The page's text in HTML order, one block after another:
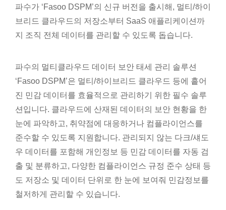
파수가 ‘Fasoo DSPM’의 신규 버전을 출시해, 멀티/하이
브리드 클라우드의 저장소부터 SaaS 애플리케이션까
지 조직 전체 데이터를 관리할 수 있도록 돕습니다.
파수의 멀티클라우드 데이터 보안 태세 관리 솔루션
‘Fasoo DSPM’은 멀티/하이브리드 클라우드 등에 흩어
진 민감 데이터를 효율적으로 관리하기 위한 필수 솔루
션입니다. 클라우드에 산재된 데이터의 보안 현황을 한
눈에 파악하고, 취약점에 대응하거나 컴플라이언스를
준수할 수 있도록 지원합니다. 관리되지 않는 다크/섀도
우 데이터를 포함해 개인정보 등 민감 데이터를 자동 검
출 및 분류하고, 다양한 컴플라이언스 규정 준수 상태 등
도 저장소 및 데이터 단위로 한 눈에 보여줘 민감정보를
철저하게 관리할 수 있습니다.